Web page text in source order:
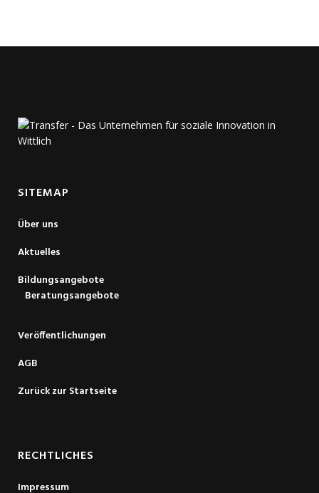
SITEMAP
Über uns
Aktuelles
Bildungsangebote
Beratungsangebote
Veröffentlichungen
AGB
Zurück zur Startseite
RECHTLICHES
Impressum